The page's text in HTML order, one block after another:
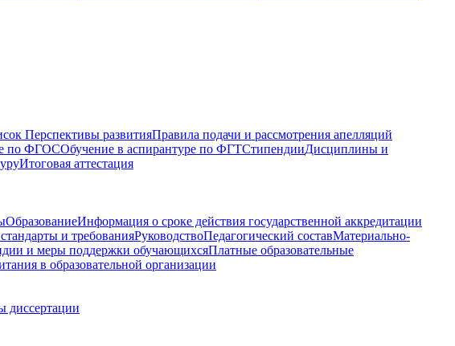
Перспективы развитияПравила подачи и рассмотрения апелляций
по ФГОСОбучение в аспирантуре по ФГТСтипендииДисциплины и
Итоговая аттестация
ОбразованиеИнформация о сроке действия государственной аккредитации
и требованияРуководствоПедагогический составМатериально-
и меры поддержки обучающихсяПлатные образовательные
в образовательной организации
диссертации